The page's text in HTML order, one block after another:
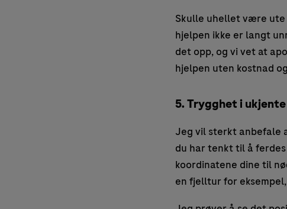
Skulle uhellet være ute
hjelpen ikke er langt
det opp, og vi vet at
hjelpen uten kostnad
5. Trygghet i
Jeg vil sterkt anbefale
du har tenkt til å
koordinatene dine til
en fjelltur for